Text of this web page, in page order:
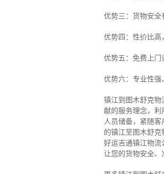
优势三：货物安全
优势四：性价比高
优势五：免费上门
优势六：专业性强
镇江到图木舒克物
献的服务理念，利
人员储备，紧随
的镇江至图木舒克
好运吉通镇江物流
让您的货物安全、